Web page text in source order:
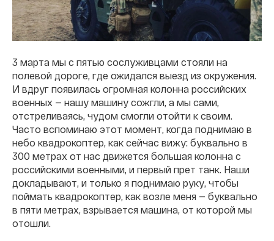
3 марта мы с пятью сослуживцами стояли на
полевой дороге, где ожидался выезд из окружения.
И вдруг появилась огромная колонна российских
военных — нашу машину сожгли, а мы сами,
отстреливаясь, чудом смогли отойти к своим.
Часто вспоминаю этот момент, когда поднимаю в
небо квадрокоптер, как сейчас вижу: буквально в
300 метрах от нас движется большая колонна с
российскими военными, и первый прет танк. Наши
докладывают, и только я поднимаю руку, чтобы
поймать квадрокоптер, как возле меня — буквально
в пяти метрах, взрывается машина, от которой мы
отошли.